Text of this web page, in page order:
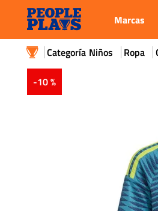
Marcas
Niños Ropa
-10 %